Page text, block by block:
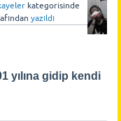
kategorisinde
yazıldı
yılına gidip kendi